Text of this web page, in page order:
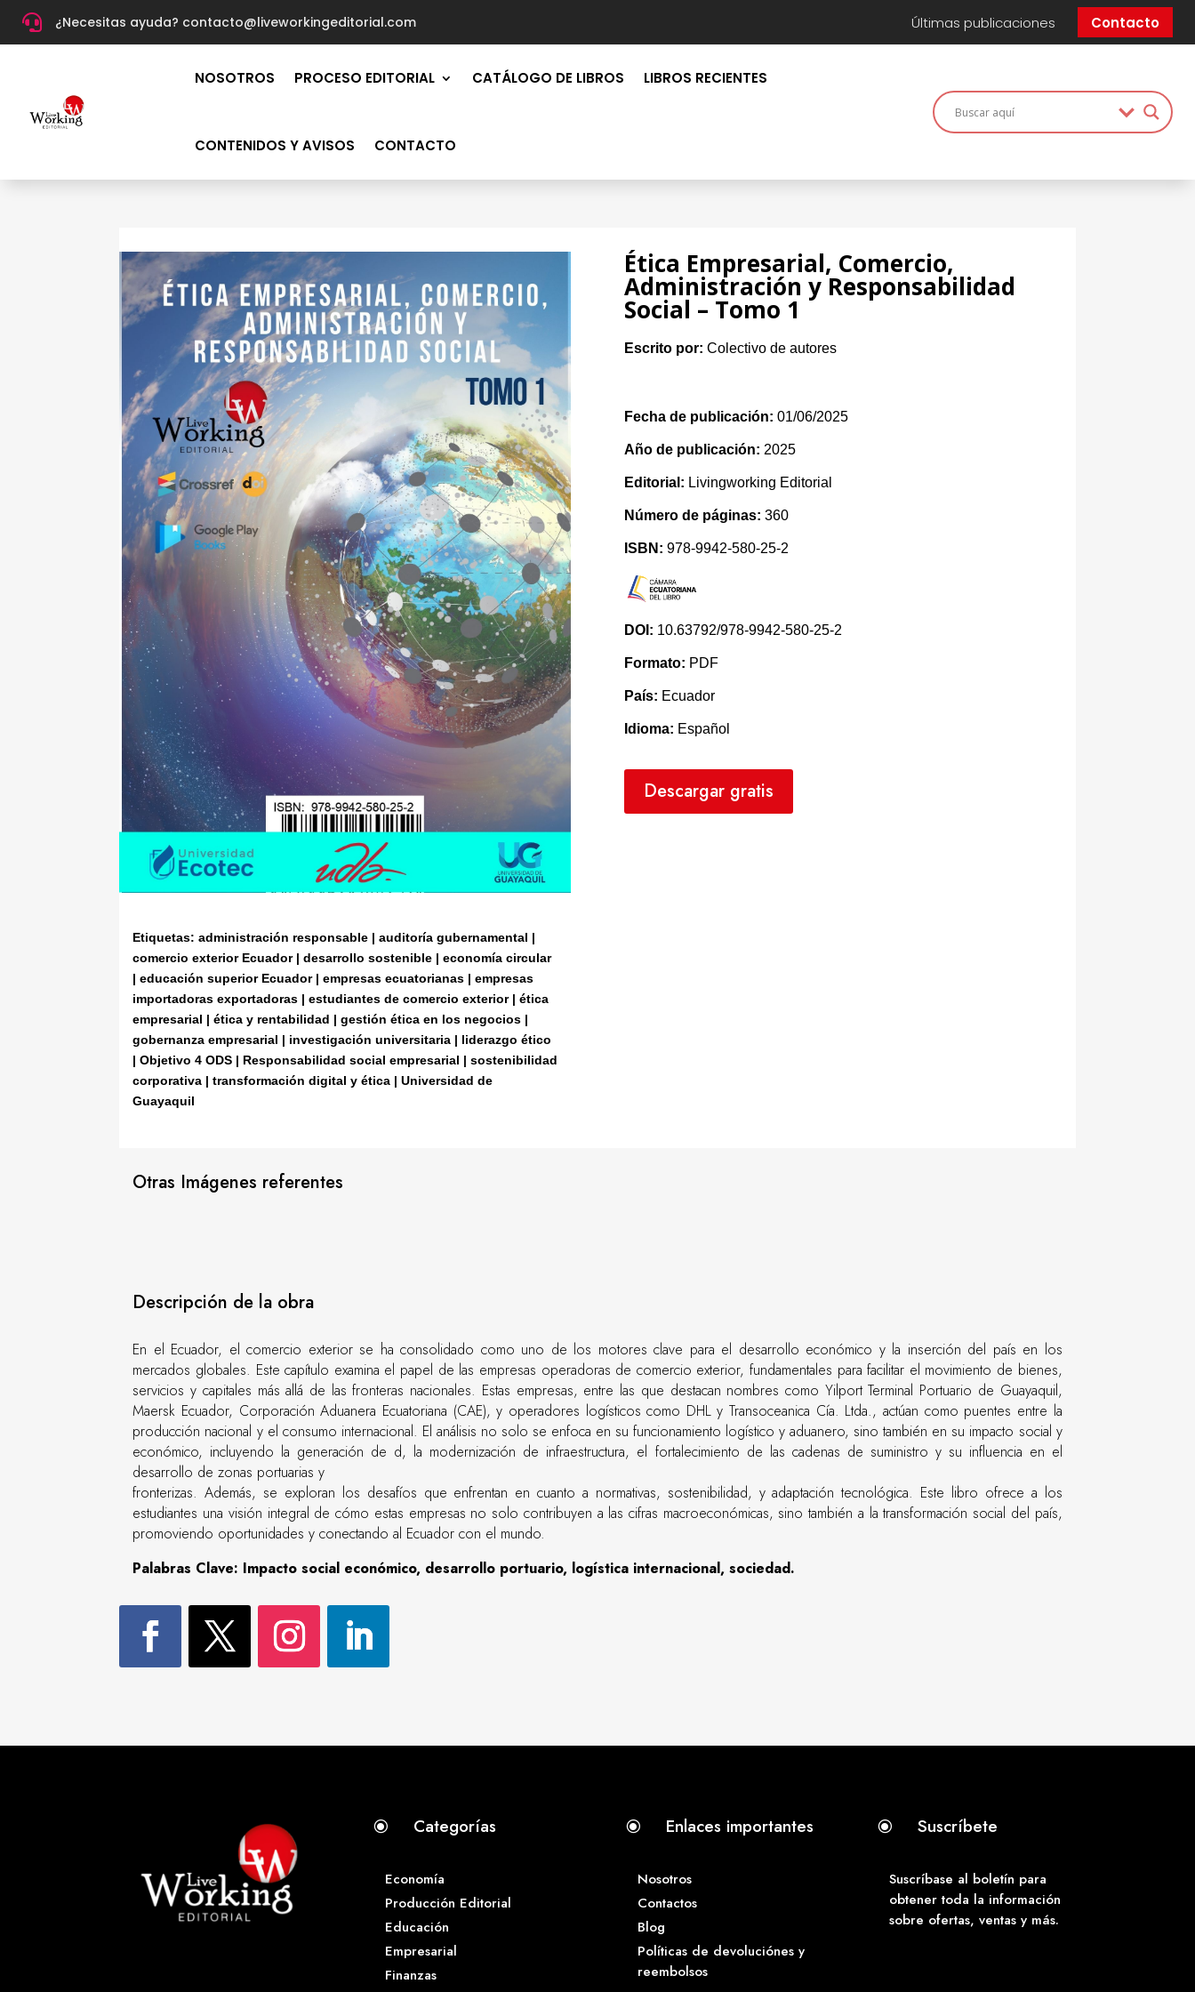
 ¿Necesitas ayuda? contacto@liveworkingeditorial.com Últimas publicaciones Contacto
NOSOTROS PROCESO EDITORIAL CATÁLOGO DE LIBROS LIBROS RECIENTES
CONTENIDOS Y AVISOS CONTACTO
Etiquetas: administración responsable | auditoría gubernamental |
comercio exterior Ecuador | desarrollo sostenible | economía circular
| educación superior Ecuador | empresas ecuatorianas | empresas
importadoras exportadoras | estudiantes de comercio exterior | ética
empresarial | ética y rentabilidad | gestión ética en los negocios |
gobernanza empresarial | investigación universitaria | liderazgo ético
| Objetivo 4 ODS | Responsabilidad social empresarial | sostenibilidad
corporativa | transformación digital y ética | Universidad de
Guayaquil
Ética Empresarial, Comercio,
Administración y Responsabilidad
Social – Tomo 1
Escrito por: Colectivo de autores
Fecha de publicación: 01/06/2025
Año de publicación: 2025
Editorial: Livingworking Editorial
Número de páginas: 360
ISBN: 978-9942-580-25-2
DOI: 10.63792/978-9942-580-25-2
Formato: PDF
País: Ecuador
Idioma: Español
Descargar gratis
Otras Imágenes referentes
Descripción de la obra
En el Ecuador, el comercio exterior se ha consolidado como uno de los motores clave para el desarrollo económico y la inserción del país en los
mercados globales. Este capítulo examina el papel de las empresas operadoras de comercio exterior, fundamentales para facilitar el movimiento de bienes,
servicios y capitales más allá de las fronteras nacionales. Estas empresas, entre las que destacan nombres como Yilport Terminal Portuario de Guayaquil,
Maersk Ecuador, Corporación Aduanera Ecuatoriana (CAE), y operadores logísticos como DHL y Transoceanica Cía. Ltda., actúan como puentes entre la
producción nacional y el consumo internacional. El análisis no solo se enfoca en su funcionamiento logístico y aduanero, sino también en su impacto social y
económico, incluyendo la generación de d, la modernización de infraestructura, el fortalecimiento de las cadenas de suministro y su influencia en el
desarrollo de zonas portuarias y
fronterizas. Además, se exploran los desafíos que enfrentan en cuanto a normativas, sostenibilidad, y adaptación tecnológica. Este libro ofrece a los
estudiantes una visión integral de cómo estas empresas no solo contribuyen a las cifras macroeconómicas, sino también a la transformación social del país,
promoviendo oportunidades y conectando al Ecuador con el mundo.
Palabras Clave: Impacto social económico, desarrollo portuario, logística internacional, sociedad.
\ Categorías
Economía
Producción Editorial
Educación
Empresarial
Finanzas
\ Enlaces importantes
Nosotros
Contactos
Blog
Políticas de devoluciónes y
reembolsos
\ Suscríbete
Suscríbase al boletín para
obtener toda la información
sobre ofertas, ventas y más.